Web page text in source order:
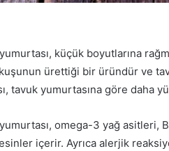
yumurtası, küçük boyutlarına
kuşunun ürettiği bir üründür ve
tavuk yumurtasına göre daha
yumurtası, omega-3 yağ
içerir. Ayrıca alerjik